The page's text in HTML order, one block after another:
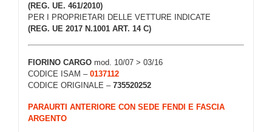
(REG. UE. 461/2010)
PER I PROPRIETARI DELLE VETTURE INDICATE
(REG. UE 2017 N.1001 ART. 14 C)
FIORINO CARGO mod. 10/07 > 03/16
CODICE ISAM – 0137112
CODICE ORIGINALE – 735520252
PARAURTI ANTERIORE CON SEDE FENDI E FASCIA
ARGENTO